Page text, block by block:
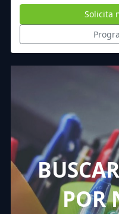
Solicita
POR